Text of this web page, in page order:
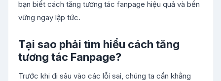
bạn biết cách tăng tương tác fanpage hiệu quả và bền
vững ngay lập tức.
Tại sao phải tìm hiểu cách tăng
tương tác Fanpage?
Trước khi đi sâu vào các lỗi sai, chúng ta cần khẳng